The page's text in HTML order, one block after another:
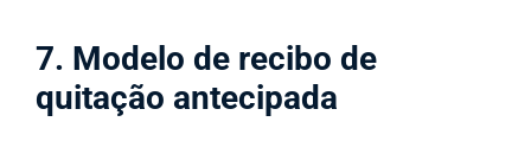
7. Modelo de recibo de
quitação antecipada